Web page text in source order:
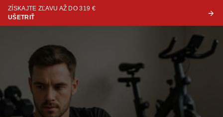
ZÍSKAJTE ZĽAVU AŽ DO 319 €
UŠETRIŤ